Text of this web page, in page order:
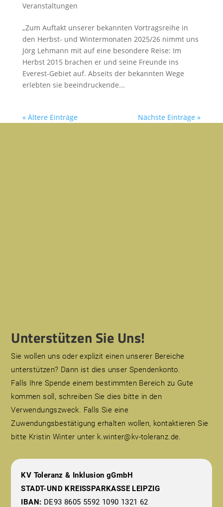
Veranstaltungen
„Zum Auftakt unserer bekannten Vortragsreihe in
den Herbst- und Wintermonaten 2025/26 nimmt uns
Jörg Lehmann mit auf eine besondere Reise: Im
Herbst 2015 brachen er und seine Freunde ins
Everest-Gebiet auf. Abseits der bekannten Wege
erlebten sie beeindruckende...
« Ältere Einträge Nächste Einträge »
Unterstützen Sie Uns!
Sie wollen uns oder explizit einen unserer Bereiche
unterstützen? Dann ist dies unser Spendenkonto.
Falls Ihre Spende einem bestimmten Bereich zu Gute
kommen soll, schreiben Sie dies bitte in den
Verwendungszweck. Falls Sie eine
Zuwendungsbestätigung erhalten wollen, kontaktieren Sie
bitte Kristin Winter unter k.winter@kv-toleranz.de.
KV Toleranz & Inklusion gGmbH
STADT-UND KREISSPARKASSE LEIPZIG
IBAN: DE93 8605 5592 1090 1321 62